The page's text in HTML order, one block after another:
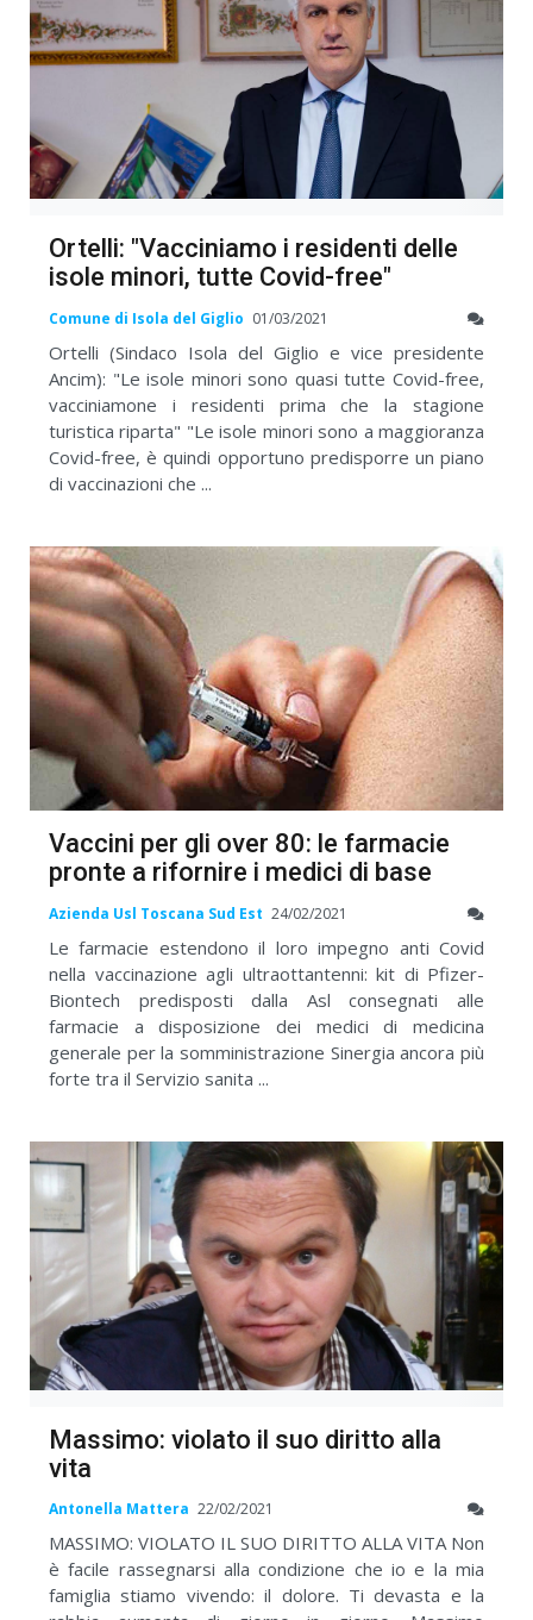
Ortelli: "Vacciniamo i residenti delle
isole minori, tutte Covid-free"
Comune di Isola del Giglio 01/03/2021
Ortelli (Sindaco Isola del Giglio e vice presidente
Ancim): "Le isole minori sono quasi tutte Covid-free,
vacciniamone i residenti prima che la stagione
turistica riparta" "Le isole minori sono a maggioranza
Covid-free, è quindi opportuno predisporre un piano
di vaccinazioni che ...
Vaccini per gli over 80: le farmacie
pronte a rifornire i medici di base
Azienda Usl Toscana Sud Est 24/02/2021
Le farmacie estendono il loro impegno anti Covid
nella vaccinazione agli ultraottantenni: kit di Pfizer-
Biontech predisposti dalla Asl consegnati alle
farmacie a disposizione dei medici di medicina
generale per la somministrazione Sinergia ancora più
forte tra il Servizio sanita ...
Massimo: violato il suo diritto alla
vita
Antonella Mattera 22/02/2021
MASSIMO: VIOLATO IL SUO DIRITTO ALLA VITA Non
è facile rassegnarsi alla condizione che io e la mia
famiglia stiamo vivendo: il dolore. Ti devasta e la